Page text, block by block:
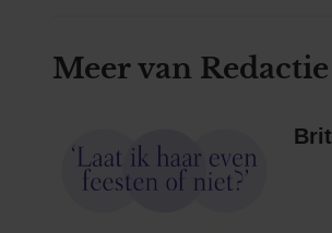
Meer van Redactie